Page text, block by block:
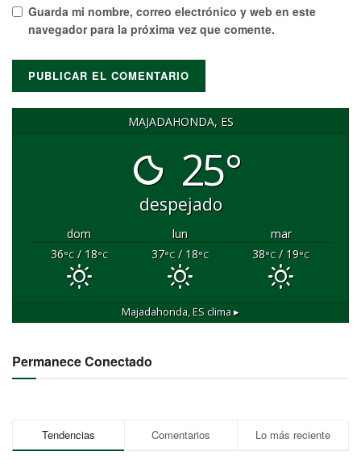
Guarda mi nombre, correo electrónico y web en este
navegador para la próxima vez que comente.
MAJADAHONDA, ES
25°
despejado
dom lun
mar
36°C/ 18°C 37°C/ 18°C 38°C/ 19°C
Majadahonda, ESclima ▸
Permanece Conectado
Tendencias Comentarios Lo más reciente